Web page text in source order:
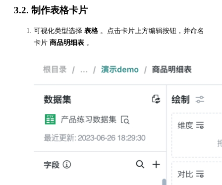
3.2. 制作表格卡片
可视化类型选择 表格 。点击卡片上方编辑按钮，并命名
卡片 商品明细表 。